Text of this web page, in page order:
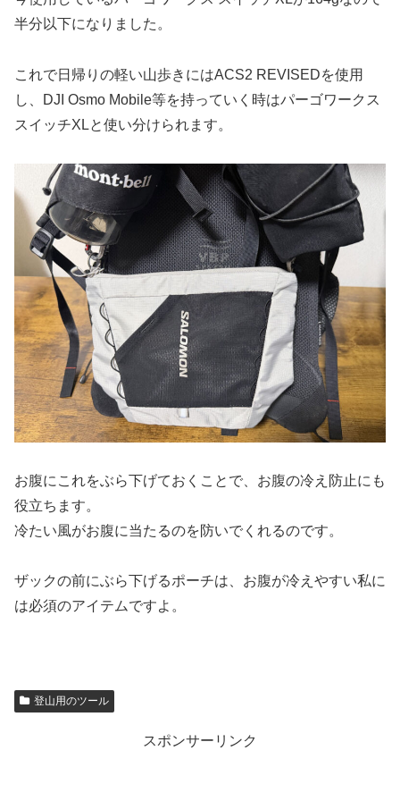
半分以下になりました。
これで日帰りの軽い山歩きにはACS2 REVISEDを使用
し、DJI Osmo Mobile等を持っていく時はパーゴワークス
スイッチXLと使い分けられます。
お腹にこれをぶら下げておくことで、お腹の冷え防止にも
役立ちます。
冷たい風がお腹に当たるのを防いでくれるのです。
ザックの前にぶら下げるポーチは、お腹が冷えやすい私に
は必須のアイテムですよ。
登山用のツール
スポンサーリンク